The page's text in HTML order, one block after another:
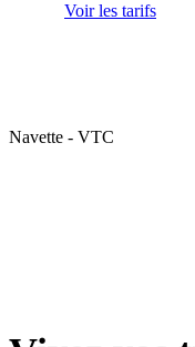
Voir les tarifs
Navette - VTC